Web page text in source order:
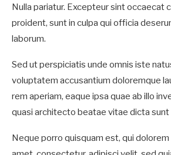
Nulla pariatur. Excepteur sint occaecat
proident, sunt in culpa qui officia
laborum.
Sed ut perspiciatis unde omnis iste
voluptatem accusantium doloremque
rem aperiam, eaque ipsa quae ab illo
quasi architecto beatae vitae dicta sunt
Neque porro quisquam est, qui